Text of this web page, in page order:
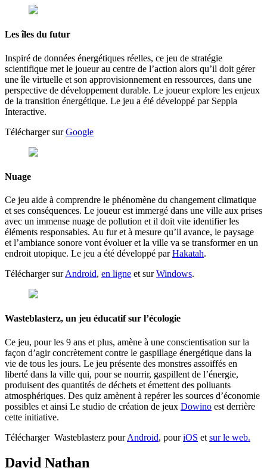
Les îles du futur
Inspiré de données énergétiques réelles, ce jeu de stratégie
scientifique met le joueur au centre de l’action alors qu’il doit gérer
une île virtuelle et son approvisionnement en ressources, dans une
perspective de développement durable. Le joueur explore les enjeux
de la transition énergétique. Le jeu a été développé par Seppia
Interactive.
Télécharger surGoogle
Nuage
Ce jeu aide à comprendre le phénomène du changement climatique
et ses conséquences. Le joueur est immergé dans une ville aux prises
avec un immense nuage de pollution et il doit vite identifier les
éléments responsables. Au fur et à mesure qu’il avance, le paysage
et l’ambiance sonore vont évoluer et la ville va se transformer en un
endroit utopique. Le jeu a été développé parHakatah.
Télécharger surAndroid, en ligne et surWindows.
Wasteblasterz, un jeu éducatif sur l’écologie
Ce jeu, pour les 9 ans et plus, amène à une conscientisation sur la
façon d’agir concrètement contre le gaspillage énergétique dans la
vie de tous les jours. Le jeu présente des monstres assoiffés en
liberté dans la ville qui, pour se nourrir, gaspillent de l’énergie,
produisent des quantités de déchets et émettent des polluants
atmosphériques. Des quiz amènent à repérer les sources d’économie
possibles et ainsi Le studio de création de jeux Dowino est derrière
cette initiative.
Télécharger Wasteblasterz pourAndroid, pouriOS et sur le web.
David Nathan